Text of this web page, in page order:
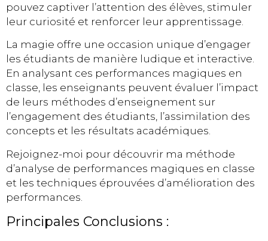
pouvez captiver l’attention des élèves, stimuler
leur curiosité et renforcer leur apprentissage.
La magie offre une occasion unique d’engager
les étudiants de manière ludique et interactive.
En analysant ces performances magiques en
classe, les enseignants peuvent évaluer l’impact
de leurs méthodes d’enseignement sur
l’engagement des étudiants, l’assimilation des
concepts et les résultats académiques.
Rejoignez-moi pour découvrir ma méthode
d’analyse de performances magiques en classe
et les techniques éprouvées d’amélioration des
performances.
Principales Conclusions :